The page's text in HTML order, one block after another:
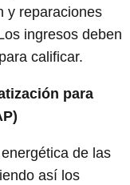
y reparaciones
ingresos deben
calificar.
para
de las
así los